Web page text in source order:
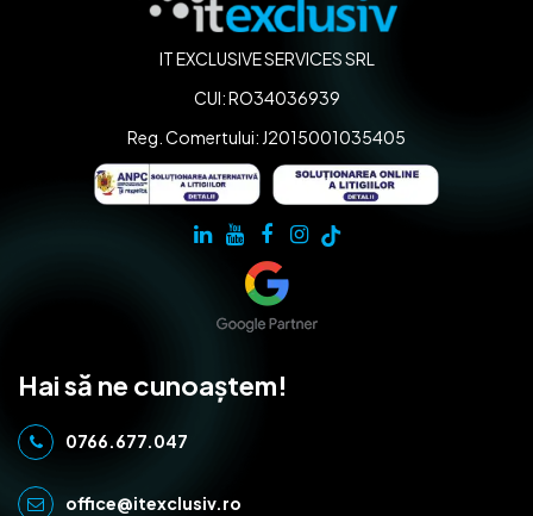
IT EXCLUSIVE SERVICES SRL
CUI: RO34036939
Reg. Comertului: J2015001035405
Hai să ne cunoaștem!
0766.677.047
office@itexclusiv.ro